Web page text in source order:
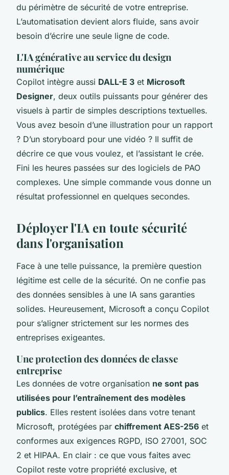
du périmètre de sécurité de votre entreprise.
L’automatisation devient alors fluide, sans avoir
besoin d’écrire une seule ligne de code.
L'IA générative au service du design
numérique
Copilot intègre aussi DALL-E 3 et Microsoft
Designer, deux outils puissants pour générer des
visuels à partir de simples descriptions textuelles.
Vous avez besoin d’une illustration pour un rapport
? D’un storyboard pour une vidéo ? Il suffit de
décrire ce que vous voulez, et l’assistant le crée.
Fini les heures passées sur des logiciels de PAO
complexes. Une simple commande vous donne un
résultat professionnel en quelques secondes.
Déployer l'IA en toute sécurité
dans l'organisation
Face à une telle puissance, la première question
légitime est celle de la sécurité. On ne confie pas
des données sensibles à une IA sans garanties
solides. Heureusement, Microsoft a conçu Copilot
pour s’aligner strictement sur les normes des
entreprises exigeantes.
Une protection des données de classe
entreprise
Les données de votre organisation ne sont pas
utilisées pour l’entraînement des modèles
publics. Elles restent isolées dans votre tenant
Microsoft, protégées par chiffrement AES-256 et
conformes aux exigences RGPD, ISO 27001, SOC
2 et HIPAA. En clair : ce que vous faites avec
Copilot reste votre propriété exclusive, et